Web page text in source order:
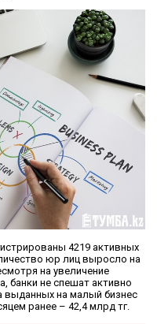
4219 активных
юр лиц выросло на
на увеличение
банки не спешат активно
выданных на малый бизнес
ранее – 42,4 млрд тг.